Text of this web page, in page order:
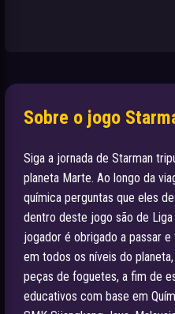
Sobre o jogo
Siga a jornada de Starman
planeta Marte. Ao longo da
química perguntas que eles
dentro deste jogo são de Liga
jogador é obrigado a passar
em todos os níveis do
peças de foguetes, a fim de
educativos com base em